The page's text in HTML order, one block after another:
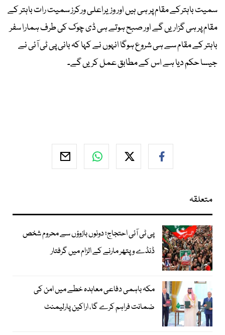
سمیت باہترکے مقام پر ہی ہیں اور وزیراعلی ورکرز سمیت رات باہتر کے
مقام پر ہی گزاریں گے اور صبح ہوتے ہی ڈی چوک کی طرف ہمارا سفر
باہتر کے مقام سے ہی شروع ہوگا انہوں نے کہا کہ بانی پی ٹی آئی نے
جیسا حکم دیا ہے اس کے مطابق عمل کریں گے۔
متعلقہ
پی ٹی آئی احتجاج؛ دونوں بازوؤں سے محروم شخص
ڈنڈے و پتھر مارنے کے الزام میں گرفتار
مکہ باہمی دفاعی معاہدہ خطے میں امن کی
ضمانت فراہم کرے گا، اراکین پارلیمنٹ